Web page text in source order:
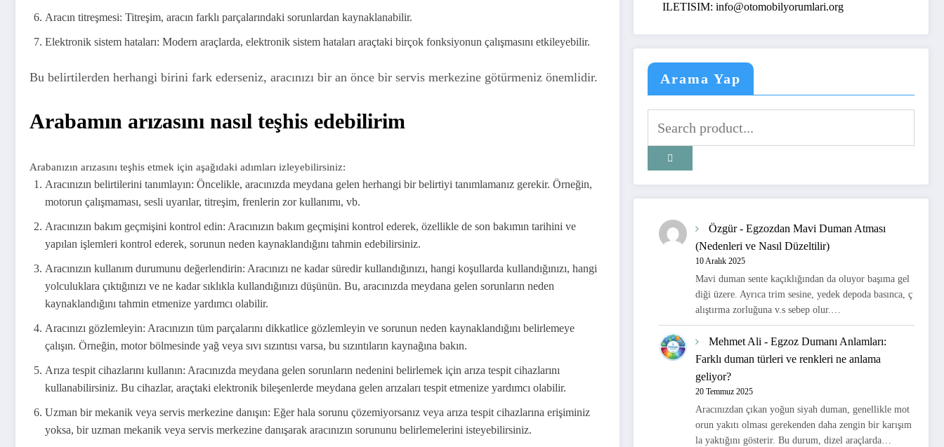
Aracın titreşmesi: Titreşim, aracın farklı parçalarındaki sorunlardan kaynaklanabilir.
Elektronik sistem hataları: Modern araçlarda, elektronik sistem hataları araçtaki birçok fonksiyonun çalışmasını etkileyebilir.
Bu belirtilerden herhangi birini fark ederseniz, aracınızı bir an önce bir servis merkezine götürmeniz önemlidir.
Arabamın arızasını nasıl teşhis edebilirim
Arabanızın arızasını teşhis etmek için aşağıdaki adımları izleyebilirsiniz:
Aracınızın belirtilerini tanımlayın: Öncelikle, aracınızda meydana gelen herhangi bir belirtiyi tanımlamanız gerekir. Örneğin,
motorun çalışmaması, sesli uyarılar, titreşim, frenlerin zor kullanımı, vb.
Aracınızın bakım geçmişini kontrol edin: Aracınızın bakım geçmişini kontrol ederek, özellikle de son bakımın tarihini ve
yapılan işlemleri kontrol ederek, sorunun neden kaynaklandığını tahmin edebilirsiniz.
Aracınızın kullanım durumunu değerlendirin: Aracınızı ne kadar süredir kullandığınızı, hangi koşullarda kullandığınızı, hangi
yolculuklara çıktığınızı ve ne kadar sıklıkla kullandığınızı düşünün. Bu, aracınızda meydana gelen sorunların neden
kaynaklandığını tahmin etmenize yardımcı olabilir.
Aracınızı gözlemleyin: Aracınızın tüm parçalarını dikkatlice gözlemleyin ve sorunun neden kaynaklandığını belirlemeye
çalışın. Örneğin, motor bölmesinde yağ veya sıvı sızıntısı varsa, bu sızıntıların kaynağına bakın.
Arıza tespit cihazlarını kullanın: Aracınızda meydana gelen sorunların nedenini belirlemek için arıza tespit cihazlarını
kullanabilirsiniz. Bu cihazlar, araçtaki elektronik bileşenlerde meydana gelen arızaları tespit etmenize yardımcı olabilir.
Uzman bir mekanik veya servis merkezine danışın: Eğer hala sorunu çözemiyorsanız veya arıza tespit cihazlarına erişiminiz
yoksa, bir uzman mekanik veya servis merkezine danışarak aracınızın sorununu belirlemelerini isteyebilirsiniz.
ILETISIM: info@otomobilyorumlari.org
Arama Yap
Özgür-Egzozdan Mavi Duman Atması
(Nedenleri ve Nasıl Düzeltilir)
10 Aralık 2025
Mavi duman sente kaçıklığından da oluyor başıma gel
diği üzere. Ayrıca trim sesine, yedek depoda basınca, ç
alıştırma zorluğuna v.s sebep olur.…
Mehmet Ali -Egzoz Dumanı Anlamları:
Farklı duman türleri ve renkleri ne anlama
geliyor?
20 Temmuz 2025
Aracınızdan çıkan yoğun siyah duman, genellikle mot
orun yakıtı olması gerekenden daha zengin bir karışım
la yaktığını gösterir. Bu durum, dizel araçlarda…